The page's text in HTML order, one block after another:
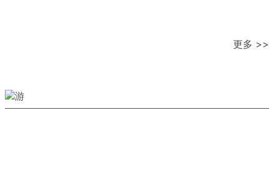
更多 >>